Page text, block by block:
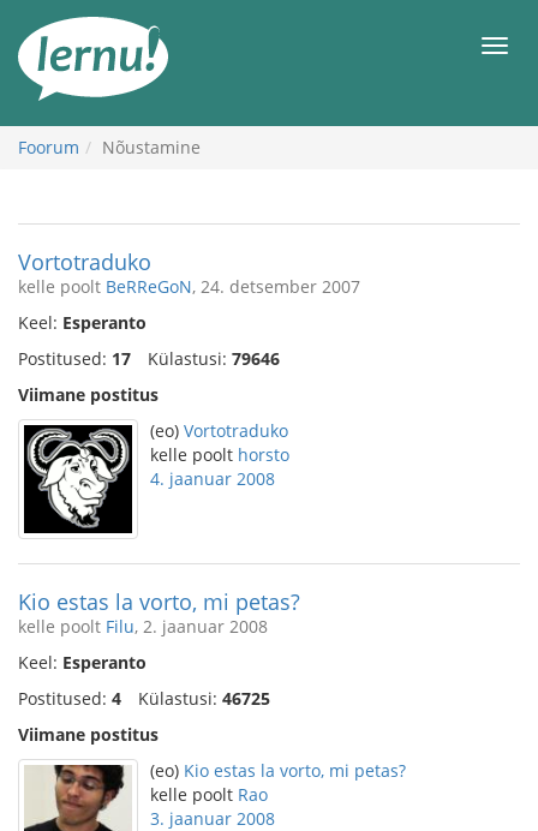
juurde
Foorum Nõustamine
Vortotraduko
kelle poolt BeRReGoN, 24. detsember 2007
Keel: Esperanto
Postitused: 17 Külastusi: 79646
Viimane postitus
(eo) Vortotraduko
kelle poolt horsto
4. jaanuar 2008
Kio estas la vorto, mi petas?
kelle poolt Filu, 2. jaanuar 2008
Keel: Esperanto
Postitused: 4 Külastusi: 46725
Viimane postitus
(eo) Kio estas la vorto, mi petas?
kelle poolt Rao
3. jaanuar 2008